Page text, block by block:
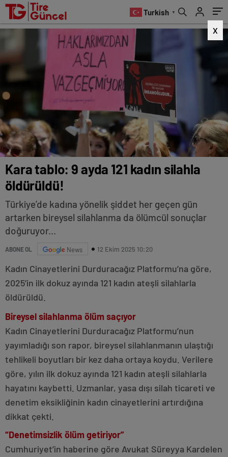
Turkish ▼
X
Kara tablo: 9 ayda 121 kadın silahla
öldürüldü!
Türkiye’de kadına yönelik şiddet her geçen gün
artarken bireysel silahlanma da ölümcül sonuçlar
doğuruyor...
ABONE OL News 12 Ekim 2025 10:20
Kadın Cinayetlerini Durduracağız Platformu’na göre,
2025’in ilk dokuz ayında 121 kadın ateşli silahlarla
öldürüldü.
Bireysel silahlanma ölüm saçıyor
Kadın Cinayetlerini Durduracağız Platformu’nun
yayımladığı son rapor, bireysel silahlanmanın ulaştığı
tehlikeli boyutları bir kez daha ortaya koydu. Verilere
göre, yılın ilk dokuz ayında 121 kadın ateşli silahlarla
hayatını kaybetti. Uzmanlar, yasa dışı silah ticareti ve
denetim eksikliğinin kadın cinayetlerini artırdığına
dikkat çekti.
“Denetimsizlik ölüm getiriyor”
Cumhuriyet’in haberine göre Avukat Süreyya Kardelen